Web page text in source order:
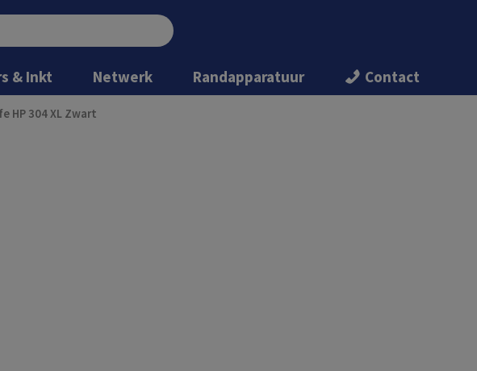
& Inkt Netwerk Randapparatuur Contact
HP 304 XL Zwart